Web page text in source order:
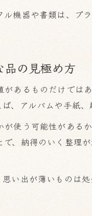
機器や書類は、プ
品の見極め方
あるものだけでは
、アルバムや手紙
使う可能性がある
、納得のいく整理
い出が薄いものは